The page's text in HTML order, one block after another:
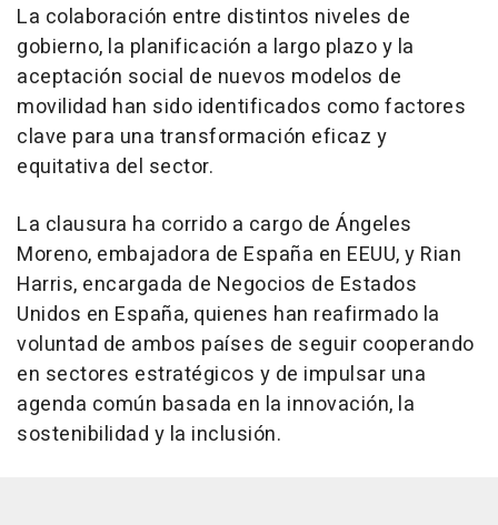
La colaboración entre distintos niveles de
gobierno, la planificación a largo plazo y la
aceptación social de nuevos modelos de
movilidad han sido identificados como factores
clave para una transformación eficaz y
equitativa del sector.
La clausura ha corrido a cargo de Ángeles
Moreno, embajadora de España en EEUU, y Rian
Harris, encargada de Negocios de Estados
Unidos en España, quienes han reafirmado la
voluntad de ambos países de seguir cooperando
en sectores estratégicos y de impulsar una
agenda común basada en la innovación, la
sostenibilidad y la inclusión.